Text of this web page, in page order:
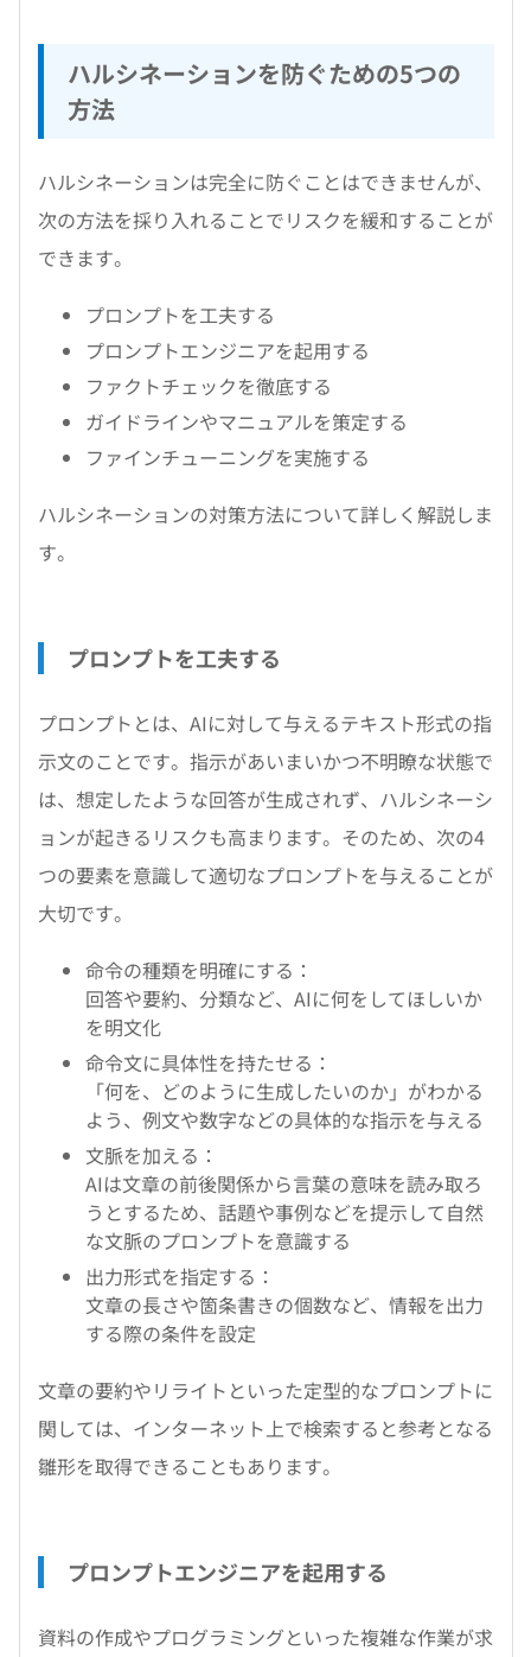
ハルシネーションを防ぐための5つの
方法
ハルシネーションは完全に防ぐことはできませんが、
次の方法を採り入れることでリスクを緩和することが
できます。
プロンプトを工夫する
プロンプトエンジニアを起用する
ファクトチェックを徹底する
ガイドラインやマニュアルを策定する
ファインチューニングを実施する
ハルシネーションの対策方法について詳しく解説しま
す。
プロンプトを工夫する
プロンプトとは、AIに対して与えるテキスト形式の指
示文のことです。指示があいまいかつ不明瞭な状態で
は、想定したような回答が生成されず、ハルシネーシ
ョンが起きるリスクも高まります。そのため、次の4
つの要素を意識して適切なプロンプトを与えることが
大切です。
命令の種類を明確にする：
回答や要約、分類など、AIに何をしてほしいか
を明文化
命令文に具体性を持たせる：
「何を、どのように生成したいのか」がわかる
よう、例文や数字などの具体的な指示を与える
文脈を加える：
AIは文章の前後関係から言葉の意味を読み取ろ
うとするため、話題や事例などを提示して自然
な文脈のプロンプトを意識する
出力形式を指定する：
文章の長さや箇条書きの個数など、情報を出力
する際の条件を設定
文章の要約やリライトといった定型的なプロンプトに
関しては、インターネット上で検索すると参考となる
雛形を取得できることもあります。
プロンプトエンジニアを起用する
資料の作成やプログラミングといった複雑な作業が求